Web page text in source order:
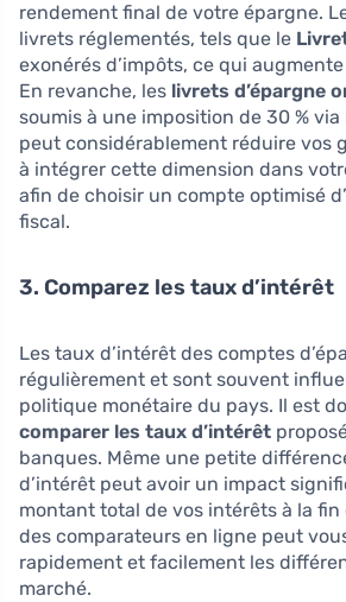
rendement final de votre épargne.
livrets réglementés, tels que le
exonérés d’impôts, ce qui
En revanche, les livrets d’épargne
soumis à une imposition de 30 % via
peut considérablement réduire vos
à intégrer cette dimension dans
afin de choisir un compte optimisé
fiscal.
3. Comparez les taux d’intérêt
Les taux d’intérêt des comptes
régulièrement et sont souvent
politique monétaire du pays. Il est
comparer les taux d’intérêt
banques. Même une petite
d’intérêt peut avoir un impact
montant total de vos intérêts à la fin
des comparateurs en ligne peut
rapidement et facilement les
marché.